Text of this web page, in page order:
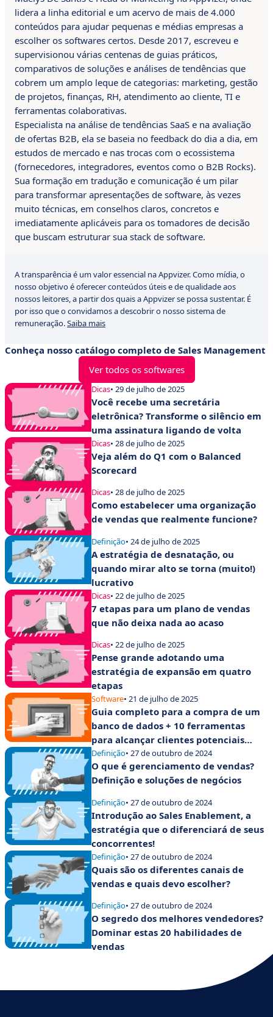
lidera a linha editorial e um acervo de mais de 4.000
conteúdos para ajudar pequenas e médias empresas a
escolher os softwares certos. Desde 2017, escreveu e
supervisionou várias centenas de guias práticos,
comparativos de soluções e análises de tendências que
cobrem um amplo leque de categorias: marketing, gestão
de projetos, finanças, RH, atendimento ao cliente, TI e
ferramentas colaborativas.
Especialista na análise de tendências SaaS e na avaliação
de ofertas B2B, ela se baseia no feedback do dia a dia, em
estudos de mercado e nas trocas com o ecossistema
(fornecedores, integradores, eventos como o B2B Rocks).
Sua formação em tradução e comunicação é um pilar
para transformar apresentações de software, às vezes
muito técnicas, em conselhos claros, concretos e
imediatamente aplicáveis para os tomadores de decisão
que buscam estruturar sua stack de software.
A transparência é um valor essencial na Appvizer. Como mídia, o
nosso objetivo é oferecer conteúdos úteis e de qualidade aos
nossos leitores, a partir dos quais a Appvizer se possa sustentar. É
por isso que o convidamos a descobrir o nosso sistema de
remuneração.Saiba mais
Conheça nosso catálogo completo de Sales Management
Ver todos os softwares
Dicas• 29 de julho de 2025
Você recebe uma secretária
eletrônica? Transforme o silêncio em
uma assinatura ligando de volta
Dicas• 28 de julho de 2025
Veja além do Q1 com o Balanced
Scorecard
Dicas• 28 de julho de 2025
Como estabelecer uma organização
de vendas que realmente funcione?
Definição• 24 de julho de 2025
A estratégia de desnatação, ou
quando mirar alto se torna (muito!)
lucrativo
Dicas• 22 de julho de 2025
7 etapas para um plano de vendas
que não deixa nada ao acaso
Dicas• 22 de julho de 2025
Pense grande adotando uma
estratégia de expansão em quatro
etapas
Software• 21 de julho de 2025
Guia completo para a compra de um
banco de dados + 10 ferramentas
para alcançar clientes potenciais
realmente qualificados
Definição• 27 de outubro de 2024
O que é gerenciamento de vendas?
Definição e soluções de negócios
Definição• 27 de outubro de 2024
Introdução ao Sales Enablement, a
estratégia que o diferenciará de seus
concorrentes!
Definição• 27 de outubro de 2024
Quais são os diferentes canais de
vendas e quais devo escolher?
Definição• 27 de outubro de 2024
O segredo dos melhores vendedores?
Dominar estas 20 habilidades de
vendas